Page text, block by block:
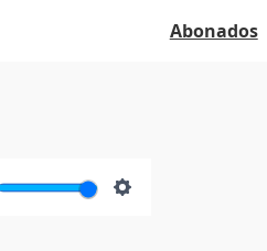
Abonados